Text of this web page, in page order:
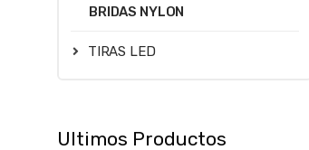
BRIDAS NYLON
TIRAS LED
Ultimos Productos